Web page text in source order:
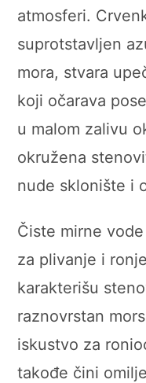
atmosferi.
suprotstavljen
mora, stvara
koji očarava
u malom zalivu
okružena
nude sklonište i
Čiste mirne
za plivanje i
karakterišu
raznovrstan
iskustvo za
takođe čini